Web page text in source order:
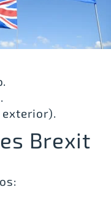
exterior).
Brexit